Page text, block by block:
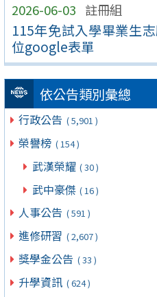
2026-06-03 註冊組
115年免試入學畢業生
位google表單
依公告類別彙總
行政公告 ( 5,901 )
榮譽榜 ( 154 )
武漢榮耀 ( 30 )
武中豪傑 ( 16 )
人事公告 ( 591 )
進修研習 ( 2,607 )
獎學金公告 ( 33 )
升學資訊 ( 624 )